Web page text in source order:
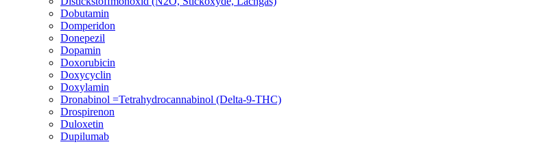
Dobutamin
Domperidon
Donepezil
Dopamin
Doxorubicin
Doxycyclin
Doxylamin
Dronabinol =Tetrahydrocannabinol (Delta-9-THC)
Drospirenon
Duloxetin
Dupilumab